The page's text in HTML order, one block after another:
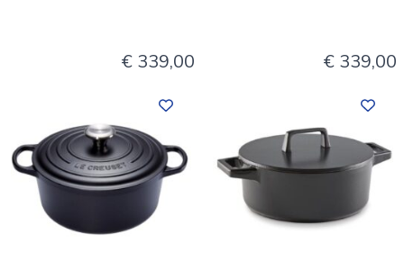
€ 339,00 € 339,00